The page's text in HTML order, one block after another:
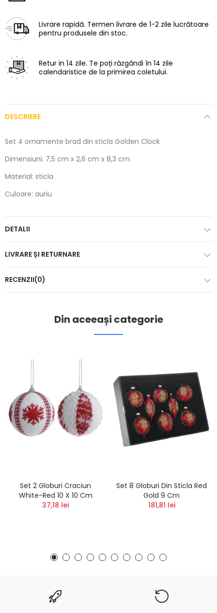
Livrare rapidă. Termen livrare de 1-2 zile lucrătoare
pentru produsele din stoc.
Retur in 14 zile. Te poți răzgândi în 14 zile
calendaristice de la primirea coletului.
DESCRIERE
Set 4 ornamente brad din sticla Golden Clock
Dimensiuni: 7,5 cm x 2,6 cm x 8,3 cm
Material: sticla
Culoare: auriu
DETALII
LIVRARE ȘI RETURNARE
RECENZII(0)
Din aceeași categorie
Set 2 Globuri Craciun
White-Red 10 X 10 Cm
37,18 lei
Set 8 Globuri Din Sticla Red
Gold 9 Cm
181,81 lei